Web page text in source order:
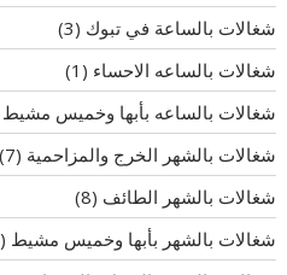
شغالات بالساعة في تبوك (3)
شغالات بالساعه الاحساء (1)
شغالات بالساعه بأبها وخميس مشيط
شغالات بالشهر الخرج والمزاحمية (7)
شغالات بالشهر الطائف (8)
شغالات بالشهر بأبها وخميس مشيط (8)